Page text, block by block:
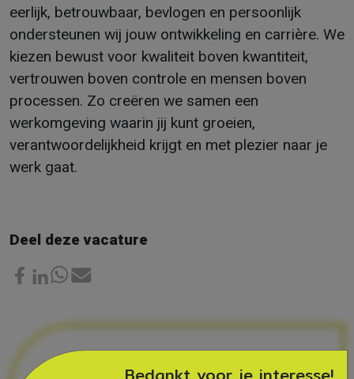
eerlijk, betrouwbaar, bevlogen en persoonlijk
ondersteunen wij jouw ontwikkeling en carrière. We
kiezen bewust voor kwaliteit boven kwantiteit,
vertrouwen boven controle en mensen boven
processen. Zo creëren we samen een
werkomgeving waarin jij kunt groeien,
verantwoordelijkheid krijgt en met plezier naar je
werk gaat.
Deel deze vacature